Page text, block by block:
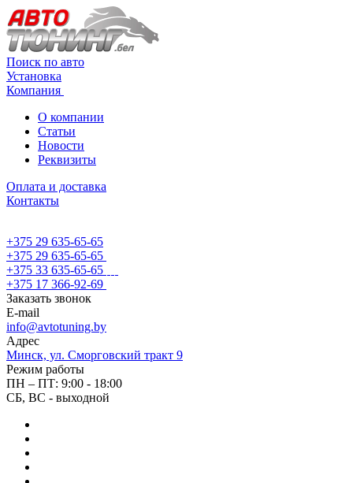
Поиск по авто
Установка
Компания
О компании
Статьи
Новости
Реквизиты
Оплата и доставка
Контакты
+375 29 635-65-65
+375 29 635-65-65
+375 33 635-65-65
+375 17 366-92-69
Заказать звонок
E-mail
info@avtotuning.by
Адрес
Минск, ул. Сморговский тракт 9
Режим работы
ПН – ПТ: 9:00 - 18:00
СБ, ВС - выходной